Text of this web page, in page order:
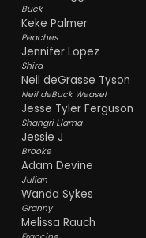
Buck
Keke Palmer
Peaches
Jennifer Lopez
Shira
Neil deGrasse Tyson
Neil deBuck Weasel
Jesse Tyler Ferguson
Shangri Llama
Jessie J
Brooke
Adam Devine
Julian
Wanda Sykes
Granny
Melissa Rauch